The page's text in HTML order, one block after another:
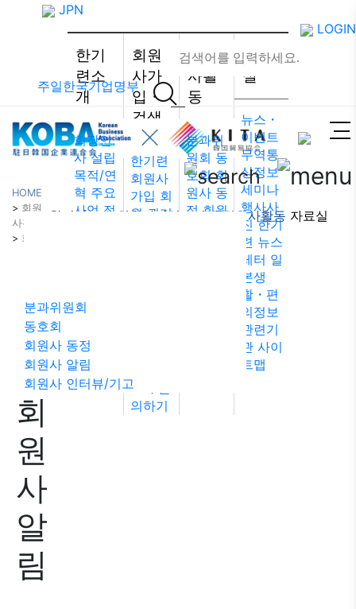
한기
련소
개
회장인
사 설립
목적/연
혁 주요
사업 정
부
책
회원
사가
입・
검색
한기련
회원사
가입 회
원 권리·
FAQ
의하기
회원
사활
동
분과위
원회 동
호회 회
원사 동
정 회원
자료
실
뉴스・
이벤트
무역통
상정보
세미나
행사사
진 한기
련 뉴스
레터 일
본생
활・편
의정보
관련기
관 사이
트맵
주일한국기업명부
JPN
LOGIN
한기련소개 회원사가입・검색 회원사활동 자료실
HOME
> 회원
사활동
> 회원사 알림
분과위원회
동호회
회원사 동정
회원사 알림
회원사 인터뷰/기고
회
원
사
알
림